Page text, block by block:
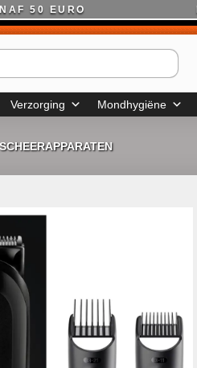
50 EURO
Verzorging Mondhygiëne